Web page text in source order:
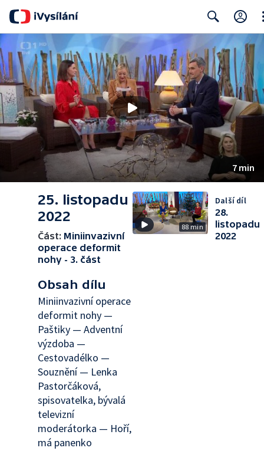
Search
7 min
25. listopadu
2022
Část: Miniinvazivní
operace deformit
nohy - 3. část
Obsah dílu
Miniinvazivní operace
deformit nohy —
Paštiky — Adventní
výzdoba —
Cestovadélko —
Souznění — Lenka
Pastorčáková,
spisovatelka, bývalá
televizní
moderátorka — Hoří,
má panenko
88 min
Další díl
28.
listopadu
2022